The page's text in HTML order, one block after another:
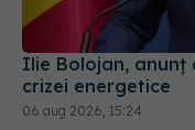
Ilie Bolojan, anunț
crizei energetice
06 aug 2026, 15:24